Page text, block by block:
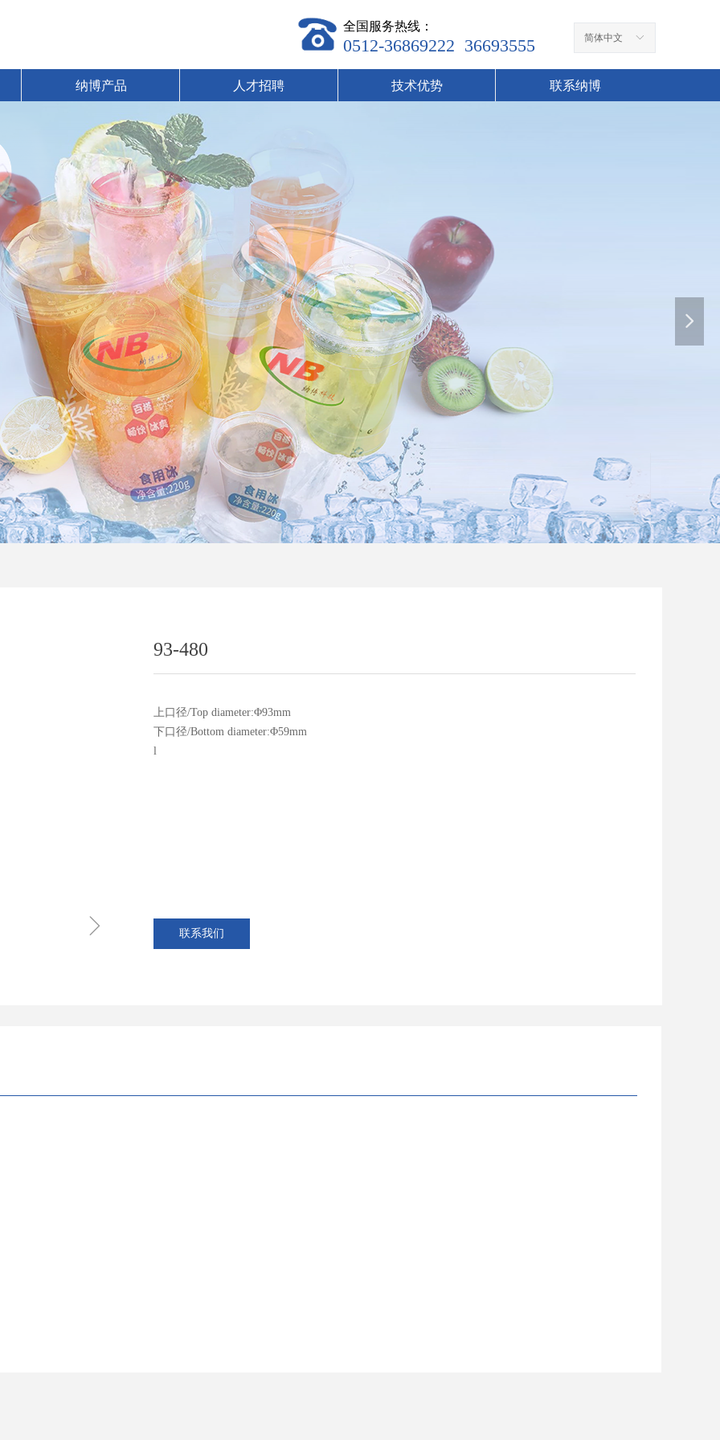
全国服务热线：
0512-36869222 36693555
纳博产品 人才招聘 技术优势 联系纳博
ꀅ
简体中文
ꁇ
93-480
上口径/Top diameter:Φ93mm
下口径/Bottom diameter:Φ59mm
l
联系我们
넲